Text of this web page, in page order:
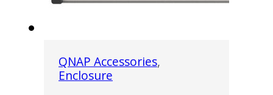
QNAP Accessories,
Enclosure